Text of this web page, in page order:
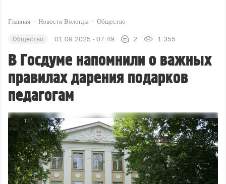
Главная Новости Вологды Общество
Общество 01.09.2025 - 07:49 2 1 355
В Госдуме напомнили о важных
правилах дарения подарков
педагогам